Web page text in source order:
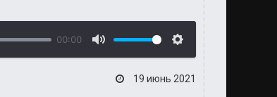
00:00
19 июнь 2021